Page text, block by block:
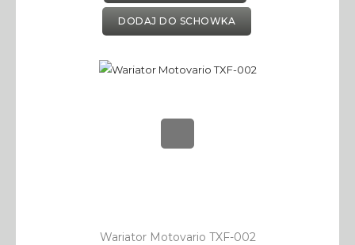
DODAJ DO SCHOWKA
Wariator Motovario TXF-002